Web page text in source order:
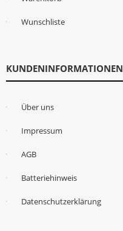
Wunschliste
KUNDENINFORMATIONEN
Über uns
Impressum
AGB
Batteriehinweis
Datenschutzerklärung